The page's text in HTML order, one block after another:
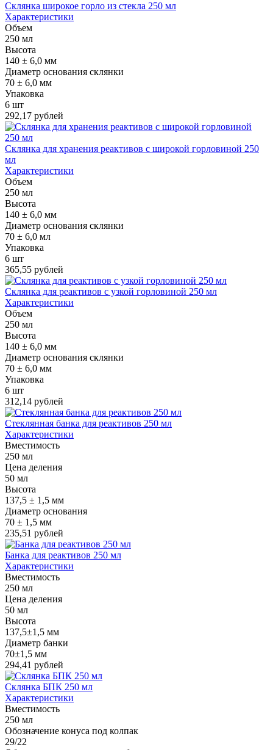
Склянка широкое горло из стекла 250 мл
Характеристики
Объем
250 мл
Высота
140 ± 6,0 мм
Диаметр основания склянки
70 ± 6,0 мм
Упаковка
6 шт
292,17 рублей
Склянка для хранения реактивов с широкой горловиной 250
мл
Характеристики
Объем
250 мл
Высота
140 ± 6,0 мм
Диаметр основания склянки
70 ± 6,0 мл
Упаковка
6 шт
365,55 рублей
Склянка для реактивов с узкой горловиной 250 мл
Характеристики
Объем
250 мл
Высота
140 ± 6,0 мм
Диаметр основания склянки
70 ± 6,0 мм
Упаковка
6 шт
312,14 рублей
Стеклянная банка для реактивов 250 мл
Характеристики
Вместимость
250 мл
Цена деления
50 мл
Высота
137,5 ± 1,5 мм
Диаметр основания
70 ± 1,5 мм
235,51 рублей
Банка для реактивов 250 мл
Характеристики
Вместимость
250 мл
Цена деления
50 мл
Высота
137,5±1,5 мм
Диаметр банки
70±1,5 мм
294,41 рублей
Склянка БПК 250 мл
Характеристики
Вместимость
250 мл
Обозначение конуса под колпак
29/22